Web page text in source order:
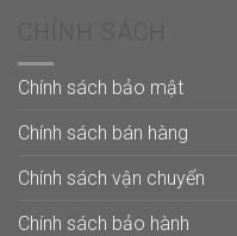
Chính sách bảo mật
Chính sách bán hàng
Chính sách vận chuyển
Chính sách bảo hành